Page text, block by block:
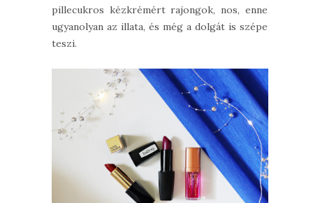
pillecukros kézkrémért rajongok, nos, ennek
ugyanolyan az illata, és még a dolgát is szépen
teszi.